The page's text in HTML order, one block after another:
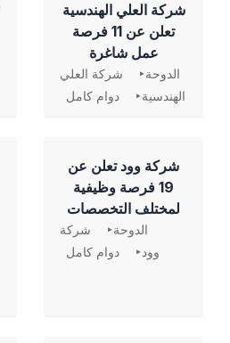
شركة العلي الهندسية
تعلن عن 11 فرصة
عمل شاغرة
الدوحة
شركة العلي
الهندسية
دوام كامل
شركة وود تعلن عن
19 فرصة وظيفية
لمختلف التخصصات
الدوحة
شركة
وود
دوام كامل